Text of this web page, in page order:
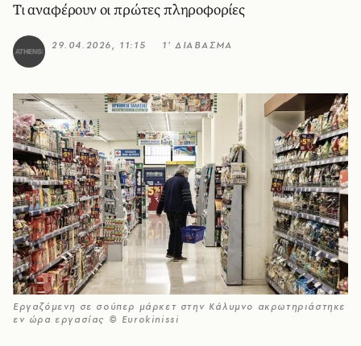
Τι αναφέρουν οι πρώτες πληροφορίες
29.04.2026, 11:15 1’ ΔΙΑΒΑΣΜΑ
Εργαζόμενη σε σούπερ μάρκετ στην Κάλυμνο ακρωτηριάστηκε
εν ώρα εργασίας © Eurokinissi